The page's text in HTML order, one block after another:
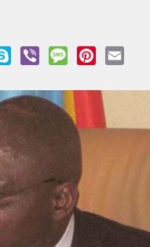
Skype Viber MessagePinterest